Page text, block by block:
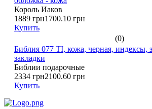
Король Иаков
1889 грн1700.10 грн
Купить
(0)
Библия 077 TI, кожа, черная, индексы,
закладки
Библии подарочные
2334 грн2100.60 грн
Купить